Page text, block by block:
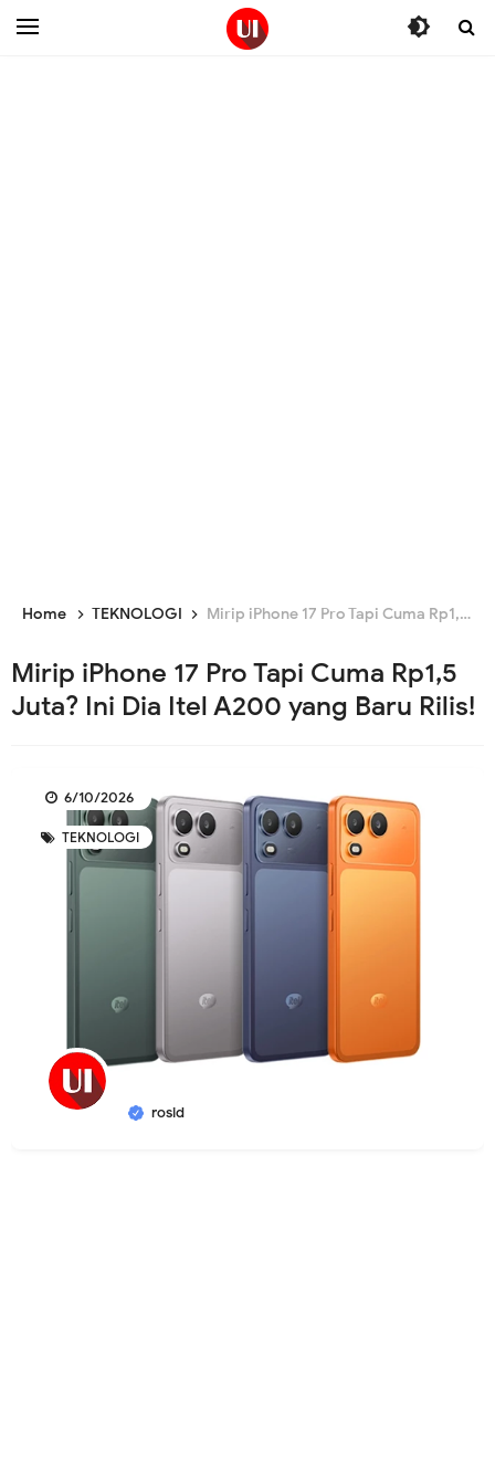
Home TEKNOLOGI Mirip iPhone 17 Pro Tapi Cuma Rp1,5 Juta? Ini Dia Itel A200 yang Baru Rilis!
Mirip iPhone 17 Pro Tapi Cuma Rp1,5
Juta? Ini Dia Itel A200 yang Baru Rilis!
TEKNOLOGI
rosid
6/10/2026